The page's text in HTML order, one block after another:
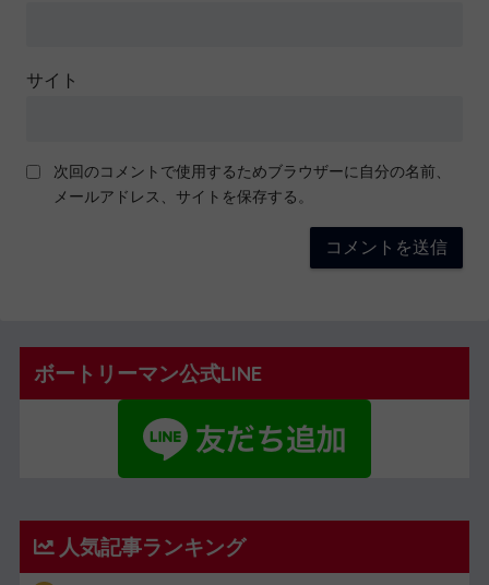
サイト
次回のコメントで使用するためブラウザーに自分の名前、
メールアドレス、サイトを保存する。
ボートリーマン公式LINE
人気記事ランキング